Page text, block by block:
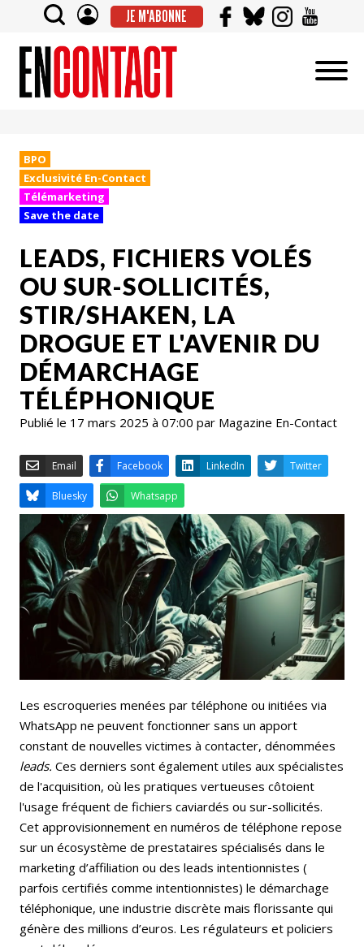
JE M'ABONNE
BPO
Exclusivité En-Contact
Télémarketing
Save the date
LEADS, FICHIERS VOLÉS
OU SUR-SOLLICITÉS,
STIR/SHAKEN, LA
DROGUE ET L'AVENIR DU
DÉMARCHAGE
TÉLÉPHONIQUE
Publié le 17 mars 2025 à 07:00 par Magazine En-Contact
Email Facebook LinkedIn
Bluesky Whatsapp
Les escroqueries menées par téléphone ou initiées via
WhatsApp ne peuvent fonctionner sans un apport
constant de nouvelles victimes à contacter, dénommées
leads. Ces derniers sont également utiles aux spécialistes
de l'acquisition, où les pratiques vertueuses côtoient
l'usage fréquent de fichiers caviardés ou sur-sollicités.
Cet approvisionnement en numéros de téléphone repose
sur un écosystème de prestataires spécialisés dans le
marketing d’affiliation ou des leads intentionnistes (
parfois certifiés comme intentionnistes) le démarchage
téléphonique, une industrie discrète mais florissante qui
génère des millions d’euros. Les régulateurs et policiers